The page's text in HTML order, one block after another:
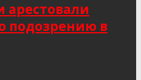
арестовали
подозрению в